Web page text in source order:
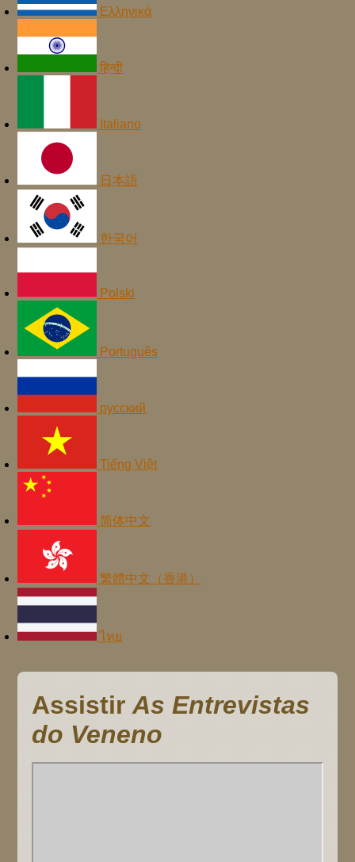
Ελληνικά
हिन्दी
Italiano
日本語
한국어
Polski
Português
русский
Tiếng Việt
简体中文
繁體中文（香港）
ไทย
AssistirAs Entrevistas
do Veneno